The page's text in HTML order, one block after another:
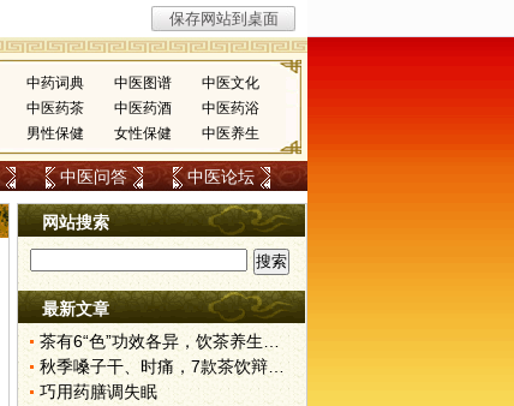
中药词典 中医图谱
中医文化
中医药茶 中医药酒
中医药浴
男性保健 女性保健 中医养生
中医问答 中医论坛
网站搜索
最新文章
茶有6“色”功效各异，饮茶养生寒温有宜忌
秋季嗓子干、时痛，7款茶饮辩证用
巧用药膳调失眠